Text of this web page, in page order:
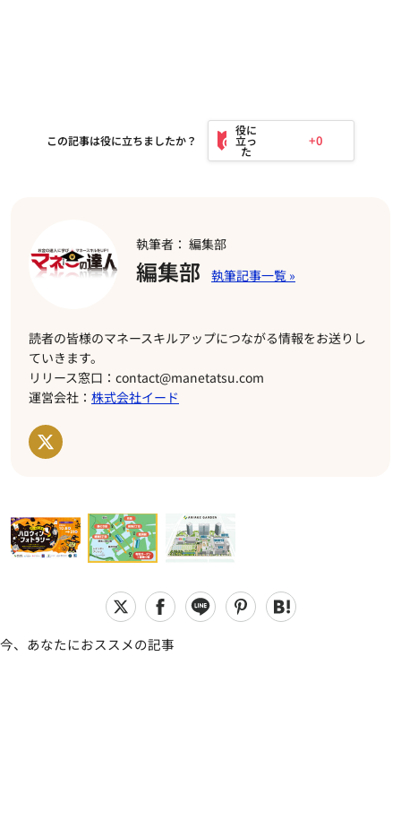
この記事は役に立ちましたか？ +0
執筆者： 編集部
編集部
読者の皆様のマネースキルアップにつながる情報をお送りし
ていきます。
リリース窓口：contact@manetatsu.com
運営会社： 株式会社イード
今、あなたにおススメの記事